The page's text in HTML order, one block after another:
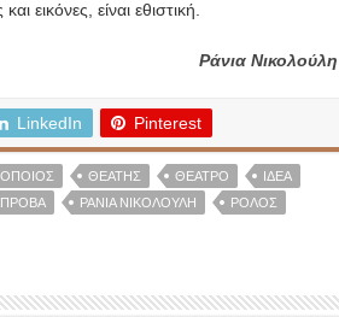
εικόνες, είναι εθιστική.
Ράνια Νικολούλη
LinkedIn Pinterest
ΘΕΑΤΉΣ ΘΈΑΤΡΟ
ΙΔΈΑ
ΠΡΌΒΑ ΡΆΝΙΑ ΝΙΚΟΛΟΎΛΗ
ΡΌΛΟΣ